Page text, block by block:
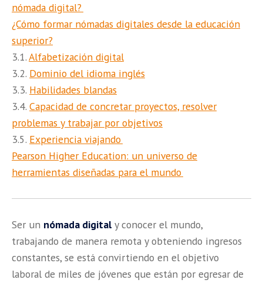
nómada digital?
¿Cómo formar nómadas digitales desde la educación
superior?
3.1.Alfabetización digital
3.2. Dominio del idioma inglés
3.3. Habilidades blandas
3.4. Capacidad de concretar proyectos, resolver
problemas y trabajar por objetivos
3.5. Experiencia viajando
Pearson Higher Education: un universo de
herramientas diseñadas para el mundo
Ser un nómada digital y conocer el mundo,
trabajando de manera remota y obteniendo ingresos
constantes, se está convirtiendo en el objetivo
laboral de miles de jóvenes que están por egresar de